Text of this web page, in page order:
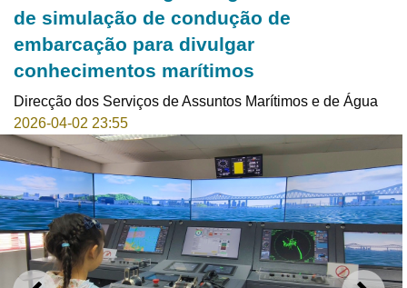
de simulação de condução de
embarcação para divulgar
conhecimentos marítimos
Direcção dos Serviços de Assuntos Marítimos e de Água
2026-04-02 23:55